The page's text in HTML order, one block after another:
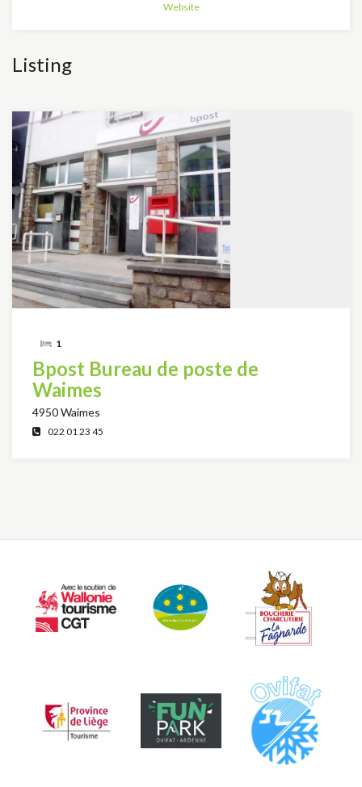
Website
Listing
1
Bpost Bureau de poste de
Waimes
4950 Waimes
022 01 23 45